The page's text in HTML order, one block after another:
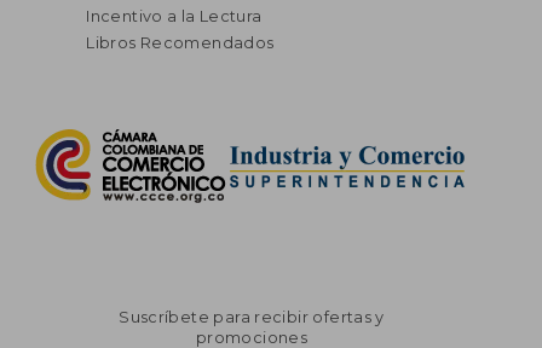
Incentivo a la Lectura
Libros Recomendados
Suscríbete para recibir ofertas y
promociones